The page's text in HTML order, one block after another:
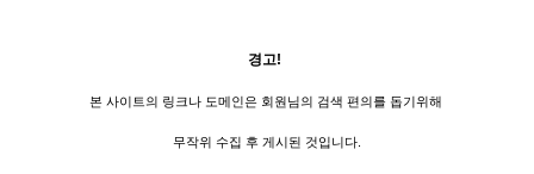
경고!
본 사이트의 링크나 도메인은 회원님의 검색 편의를 돕기위해
무작위 수집 후 게시된 것입니다.